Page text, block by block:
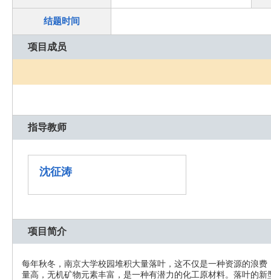
结题时间
项目成员
指导教师
沈征涛
项目简介
每年秋冬，南京大学校园堆积大量落叶，这不仅是一种资源的浪
量高，无机矿物元素丰富，是一种有潜力的化工原材料。落叶的